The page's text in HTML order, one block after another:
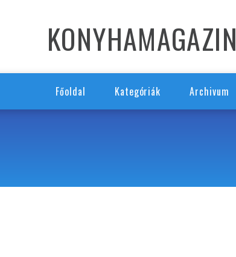
KONYHAMAGAZIN
Főoldal Kategóriák Archivum